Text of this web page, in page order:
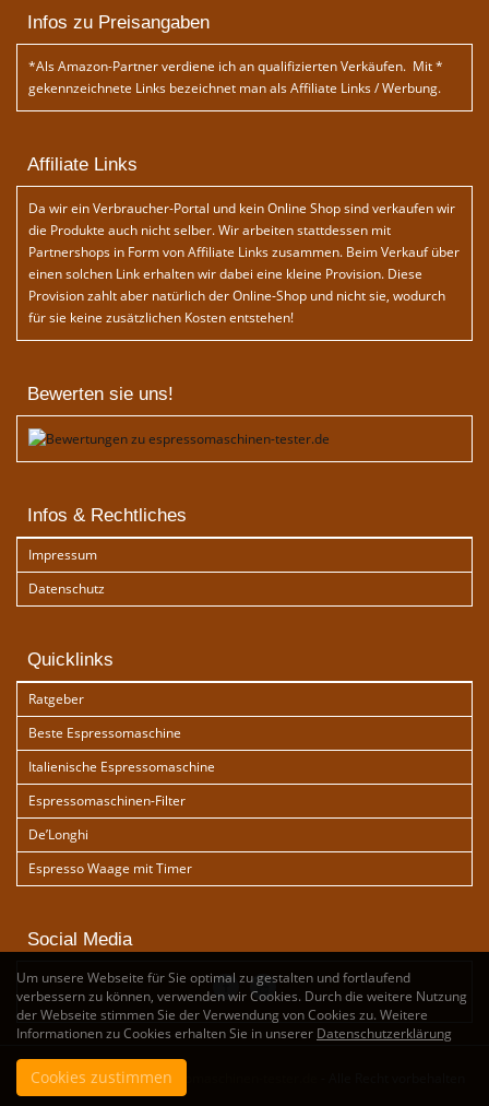
Infos zu Preisangaben
*Als Amazon-Partner verdiene ich an qualifizierten Verkäufen. Mit *
gekennzeichnete Links bezeichnet man als Affiliate Links / Werbung.
Affiliate Links
Da wir ein Verbraucher-Portal und kein Online Shop sind verkaufen wir
die Produkte auch nicht selber. Wir arbeiten stattdessen mit
Partnershops in Form von Affiliate Links zusammen. Beim Verkauf über
einen solchen Link erhalten wir dabei eine kleine Provision. Diese
Provision zahlt aber natürlich der Online-Shop und nicht sie, wodurch
für sie keine zusätzlichen Kosten entstehen!
Bewerten sie uns!
Infos & Rechtliches
Impressum
Datenschutz
Quicklinks
Ratgeber
Beste Espressomaschine
Italienische Espressomaschine
Espressomaschinen-Filter
De’Longhi
Espresso Waage mit Timer
Social Media
Copyright bywww.espressomaschinen-tester.de
Um unsere Webseite für Sie optimal zu gestalten und fortlaufend
verbessern zu können, verwenden wir Cookies. Durch die weitere Nutzung
der Webseite stimmen Sie der Verwendung von Cookies zu. Weitere
Informationen zu Cookies erhalten Sie in unserer Datenschutzerklärung
Cookies zustimmen